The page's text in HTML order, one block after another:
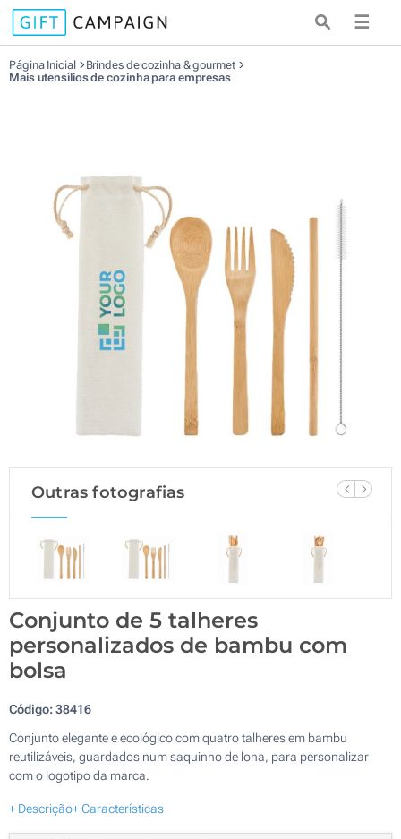
☰
Página Inicial
Brindes de cozinha & gourmet
Mais utensílios de cozinha para empresas
Outras fotografias
Conjunto de 5 talheres
personalizados de bambu com
bolsa
Código:38416
Conjunto elegante e ecológico com quatro talheres em bambu
reutilizáveis, guardados num saquinho de lona, para personalizar
com o logotipo da marca.
+ Descrição+ Características